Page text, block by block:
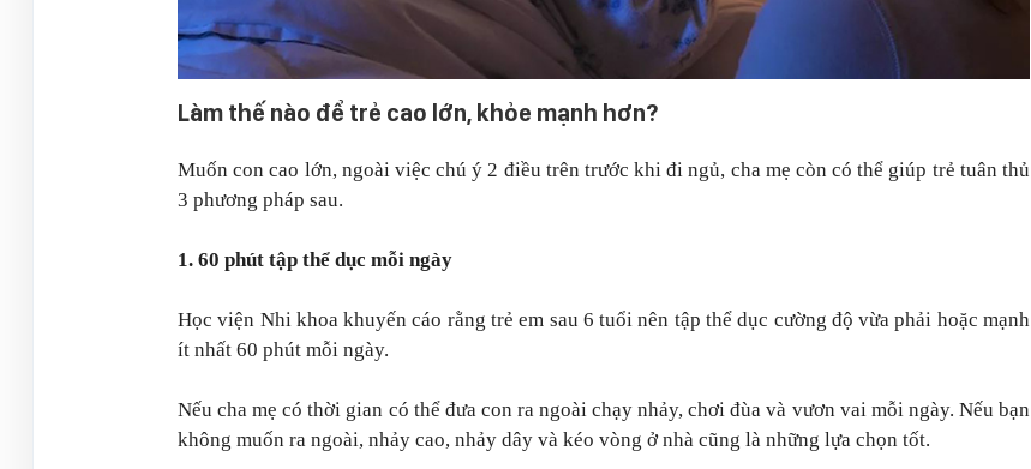
Làm thế nào để trẻ cao lớn, khỏe mạnh hơn?
Muốn con cao lớn, ngoài việc chú ý 2 điều trên trước khi đi ngủ, cha mẹ còn có thể giúp trẻ tuân thủ
3 phương pháp sau.
1. 60 phút tập thể dục mỗi ngày
Học viện Nhi khoa khuyến cáo rằng trẻ em sau 6 tuổi nên tập thể dục cường độ vừa phải hoặc mạnh
ít nhất 60 phút mỗi ngày.
Nếu cha mẹ có thời gian có thể đưa con ra ngoài chạy nhảy, chơi đùa và vươn vai mỗi ngày. Nếu bạn
không muốn ra ngoài, nhảy cao, nhảy dây và kéo vòng ở nhà cũng là những lựa chọn tốt.